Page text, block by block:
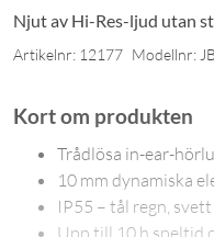
Njut av Hi-Res-ljud utan
Artikelnr: 12177 Modellnr:
Kort om produkten
Trådlösa in-ear-
10 mm dynamiska
IP55 – tål regn,